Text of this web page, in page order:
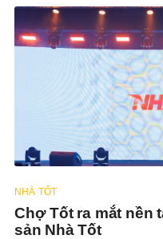
NHÀ TỐT
Chợ Tốt ra mắt nền
sản Nhà Tốt